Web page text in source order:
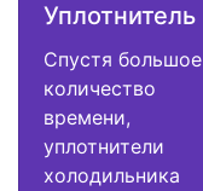
Уплотнитель
Спустя большое
количество
времени,
уплотнители
холодильника